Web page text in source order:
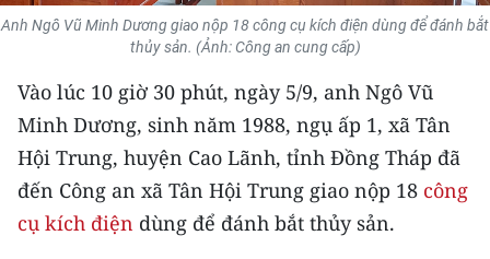
KHOA HỌC - CÔNG NGHỆ
BẠN ĐỌC
KIỂM CHỨNG THÔNG TIN
TRI THỨC CHUYÊN SÂU
Anh Ngô Vũ Minh Dương giao nộp 18 công cụ kích điện dùng để đánh bắt
thủy sản. (Ảnh: Công an cung cấp)
Vào lúc 10 giờ 30 phút, ngày 5/9, anh Ngô Vũ
Minh Dương, sinh năm 1988, ngụ ấp 1, xã Tân
Hội Trung, huyện Cao Lãnh, tỉnh Đồng Tháp đã
đến Công an xã Tân Hội Trung giao nộp 18 công
cụ kích điện dùng để đánh bắt thủy sản.